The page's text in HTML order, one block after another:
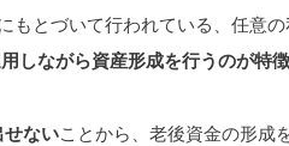
もとづいて行われている、任意
しながら資産形成を行うのが特徴
ないことから、老後資金の形成